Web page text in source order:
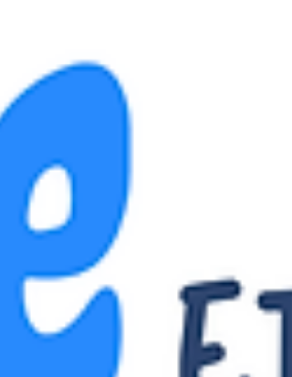
s’adapter sans se renier. Le modèle DISC
Marston : de quoi parle-t-on exactement ? Le
modèle DISC est issu des travaux du psycholo